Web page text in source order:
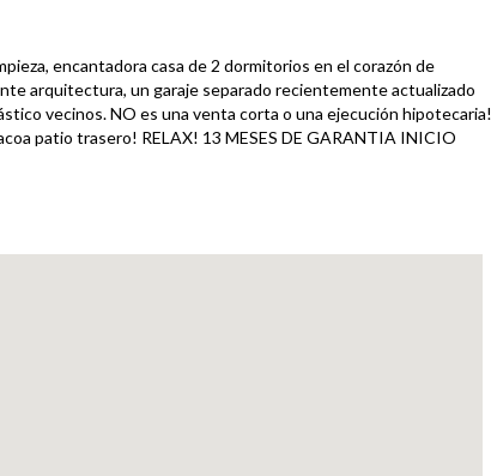
encantadora casa de 2 dormitorios en el corazón de
arquitectura, un garaje separado recientemente actualizado
vecinos. NO es una venta corta o una ejecución hipotecaria!
patio trasero! RELAX! 13 MESES DE GARANTIA INICIO